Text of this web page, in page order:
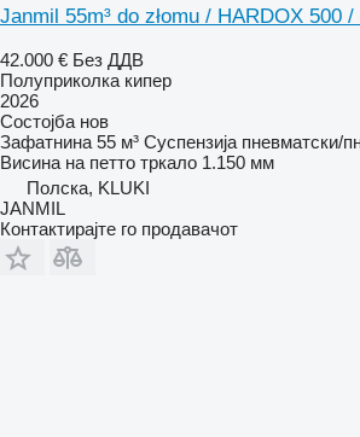
Janmil 55m³ do złomu / HARDOX 500 /
42.000 € Без ДДВ
Полуприколка кипер
2026
Состојба нов
Зафатнина 55 м³ Суспензија пневматски/
Висина на петто тркало 1.150 мм
Полска, KLUKI
JANMIL
Контактирајте го продавачот